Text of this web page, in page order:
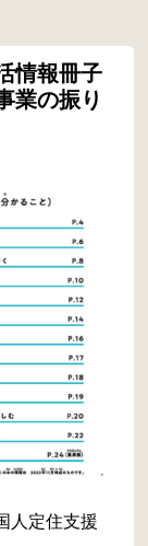
情報冊子
業の振り
人定住支援